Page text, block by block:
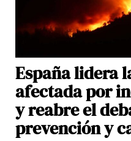
España lidera
afectada por
y reabre el
prevención y